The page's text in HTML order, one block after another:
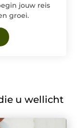
jouw reis
groei.
u wellicht